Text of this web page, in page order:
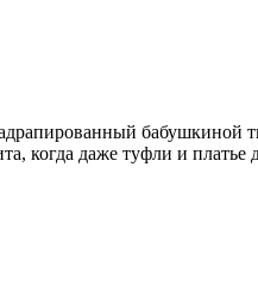
бабушкиной
когда даже туфли и